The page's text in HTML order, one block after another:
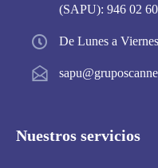
(SAPU): 946 02
De Lunes a
Nuestros servicios